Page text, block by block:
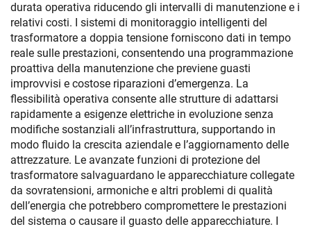
durata operativa riducendo gli intervalli di manutenzione e i
relativi costi. I sistemi di monitoraggio intelligenti del
trasformatore a doppia tensione forniscono dati in tempo
reale sulle prestazioni, consentendo una programmazione
proattiva della manutenzione che previene guasti
improvvisi e costose riparazioni d’emergenza. La
flessibilità operativa consente alle strutture di adattarsi
rapidamente a esigenze elettriche in evoluzione senza
modifiche sostanziali all’infrastruttura, supportando in
modo fluido la crescita aziendale e l’aggiornamento delle
attrezzature. Le avanzate funzioni di protezione del
trasformatore salvaguardano le apparecchiature collegate
da sovratensioni, armoniche e altri problemi di qualità
dell’energia che potrebbero compromettere le prestazioni
del sistema o causare il guasto delle apparecchiature. I